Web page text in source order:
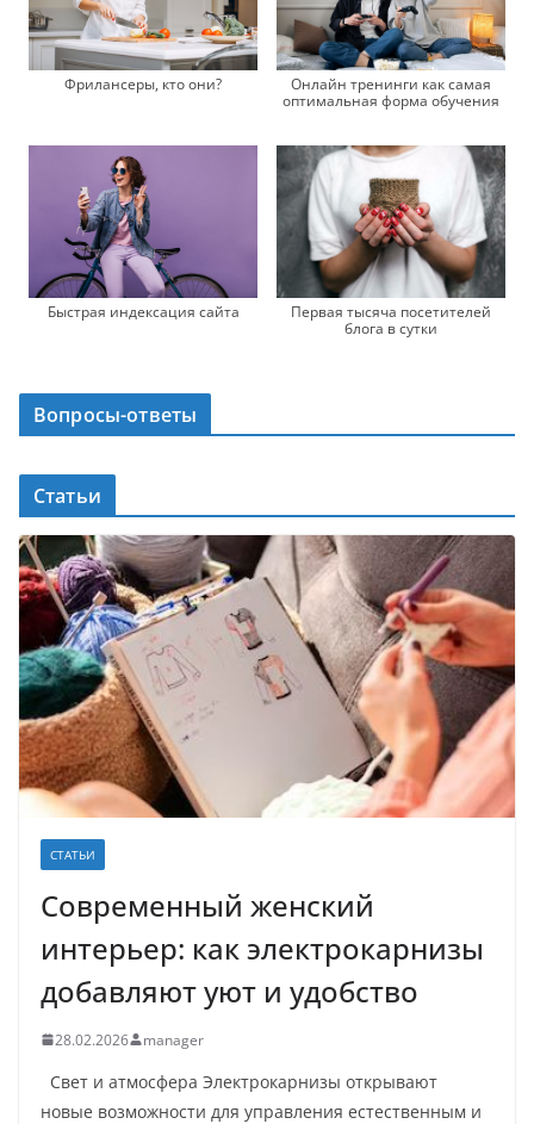
Фрилансеры, кто они?
Онлайн тренинги как самая
оптимальная форма обучения
Быстрая индексация сайта
Первая тысяча посетителей
блога в сутки
Вопросы-ответы
Статьи
СТАТЬИ
Современный женский
интерьер: как электрокарнизы
добавляют уют и удобство
28.02.2026 manager
Свет и атмосфера Электрокарнизы открывают
новые возможности для управления естественным и